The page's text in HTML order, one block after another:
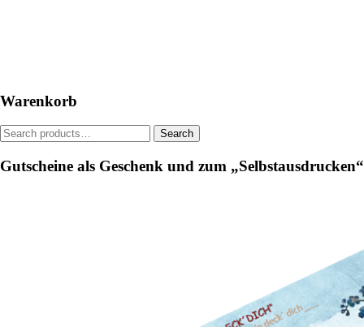
page
Warenkorb
Search
Search
Gutscheine als Geschenk und zum „Selbstausdrucken“